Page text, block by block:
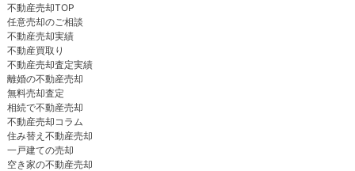
不動産売却TOP
任意売却のご相談
不動産売却実績
不動産買取り
不動産売却査定実績
離婚の不動産売却
無料売却査定
相続で不動産売却
不動産売却コラム
住み替え不動産売却
一戸建ての売却
空き家の不動産売却